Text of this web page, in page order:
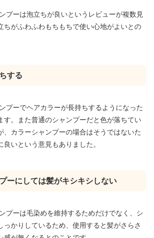
プーは泡立ちが良いというレビューが複数見
ちがふわふわもちもちで使い心地がよいとの
する
プーでヘアカラーが長持ちするようになった
す。また普通のシャンプーだと色が落ちてい
、カラーシャンプーの場合はそうではないた
いという意見もありました。
ーにしては髪がキシキシしない
プーは毛染めを維持するためだけでなく、シ
っかりしているため、使用すると髪がさらさ